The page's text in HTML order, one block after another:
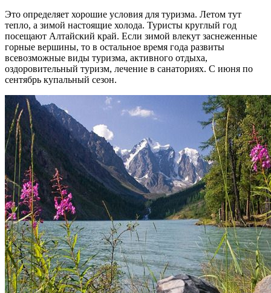
Это определяет хорошие условия для туризма. Летом тут
тепло, а зимой настоящие холода. Туристы круглый год
посещают Алтайский край. Если зимой влекут заснеженные
горные вершины, то в остальное время года развиты
всевозможные виды туризма, активного отдыха,
оздоровительный туризм, лечение в санаториях. С июня по
сентябрь купальный сезон.